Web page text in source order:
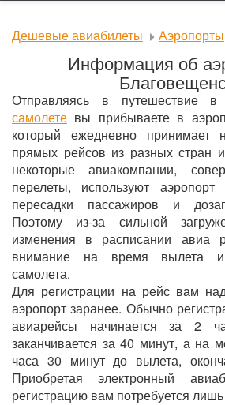
Дешевые авиабилеты Аэропорты
Информация об
Отправляясь в путешествие в
самолете вы прибываете в
который ежедневно принимает
прямых рейсов из разных стран
некоторые авиакомпании,
перелеты, используют
пересадки пассажиров и
Поэтому из-за сильной
изменения в расписании авиа
внимание на время вылета
самолета.
Для регистрации на рейс вам
аэропорт заранее. Обычно
авиарейсы начинается за 2
заканчивается за 40 минут, а на
часа 30 минут до вылета,
Приобретая электронный
регистрацию вам потребуется